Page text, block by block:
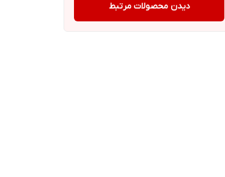
دیدن محصولات مرتبط